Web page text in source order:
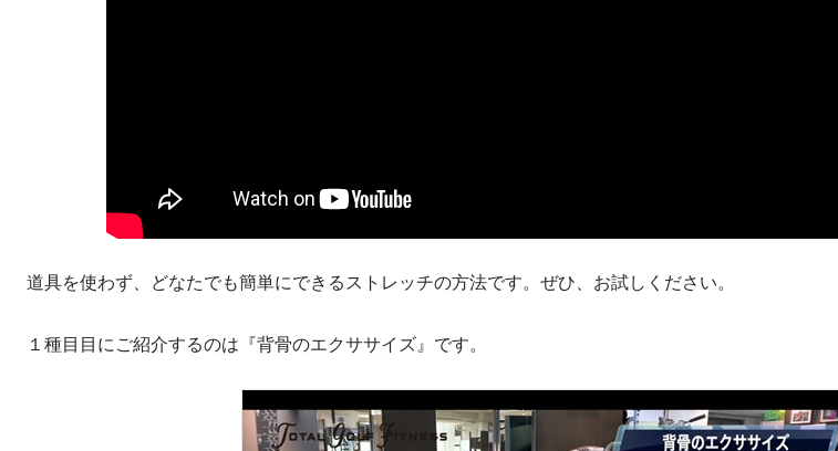
道具を使わず、どなたでも簡単にできるストレッチの方法です。ぜひ、お試しください。
１種目目にご紹介するのは『背骨のエクササイズ』です。